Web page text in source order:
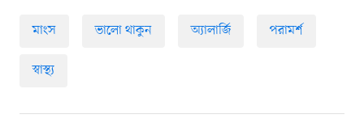
মাংস ভালো থাকুন অ্যালার্জি পরামর্শ
স্বাস্থ্য